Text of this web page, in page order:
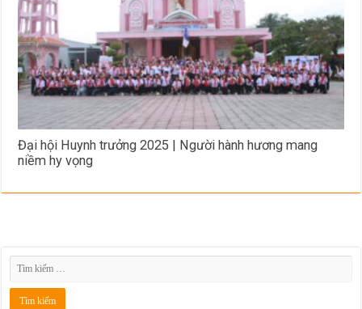
Đại hội Huynh trưởng 2025 | Người hành hương mang
niềm hy vọng